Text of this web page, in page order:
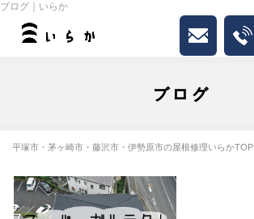
ブログ｜いらか
ブログ
平塚市・茅ヶ崎市・藤沢市・伊勢原市の屋根修理いらかTOP